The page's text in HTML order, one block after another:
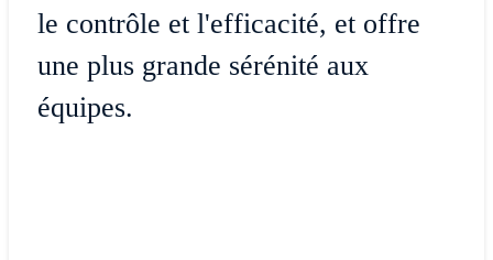
le contrôle et l'efficacité, et offre
une plus grande sérénité aux
équipes.